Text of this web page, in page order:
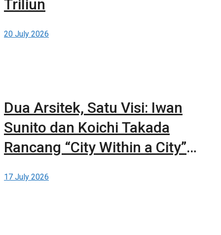
Triliun
20 July 2026
Dua Arsitek, Satu Visi: Iwan
Sunito dan Koichi Takada
Rancang “City Within a City”
17 July 2026